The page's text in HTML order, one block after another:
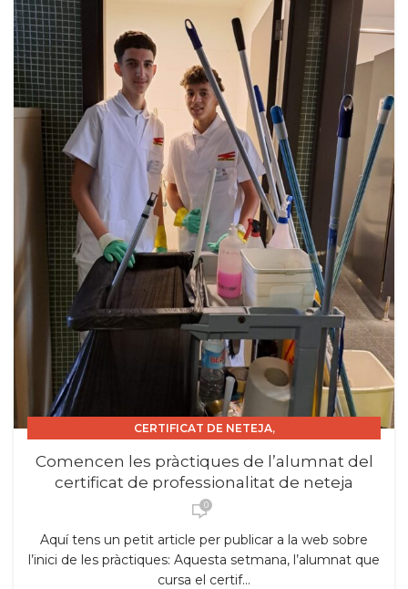
CERTIFICAT DE NETEJA,
CERTIFICAT DE PROFESSIONALITAT INSTITUCIONS.
CURS 2025_26
Comencen les pràctiques de l’alumnat del
certificat de professionalitat de neteja
0
Aquí tens un petit article per publicar a la web sobre
l’inici de les pràctiques: Aquesta setmana, l’alumnat que
cursa el certif...